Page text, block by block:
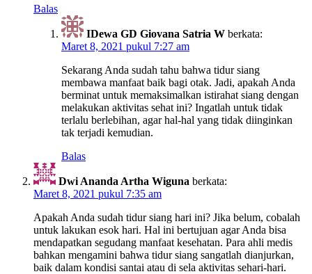
Balas
IDewa GD Giovana Satria W berkata:
Maret 8, 2021 pukul 7:27 am
Sekarang Anda sudah tahu bahwa tidur siang
membawa manfaat baik bagi otak. Jadi, apakah Anda
berminat untuk memaksimalkan istirahat siang dengan
melakukan aktivitas sehat ini? Ingatlah untuk tidak
terlalu berlebihan, agar hal-hal yang tidak diinginkan
tak terjadi kemudian.
Balas
Dwi Ananda Artha Wiguna berkata:
Maret 8, 2021 pukul 7:35 am
Apakah Anda sudah tidur siang hari ini? Jika belum, cobalah
untuk lakukan esok hari. Hal ini bertujuan agar Anda bisa
mendapatkan segudang manfaat kesehatan. Para ahli medis
bahkan mengamini bahwa tidur siang sangatlah dianjurkan,
baik dalam kondisi santai atau di sela aktivitas sehari-hari.